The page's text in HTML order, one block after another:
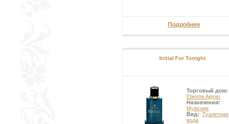
Подробнее
Initial For Tonight
Торговый дом:
Etienne Aigner
Назначения:
Мужские
Вид: Туалетная
вода